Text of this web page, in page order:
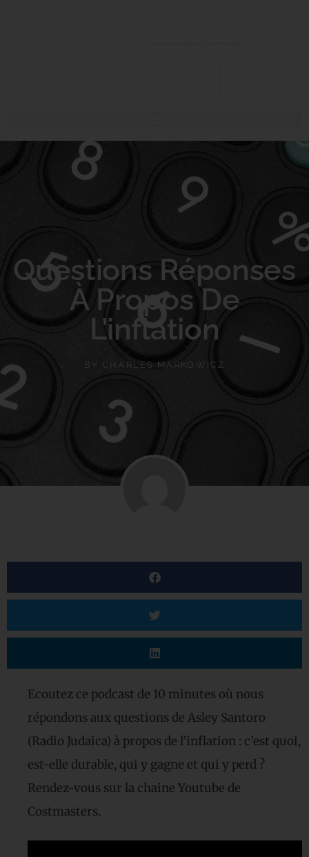
Questions Réponses
À Propos De
L’inflation
BY CHARLES MARKOWICZ
Ecoutez ce podcast de 10 minutes où nous
répondons aux questions de Asley Santoro
(Radio Judaica) à propos de l’inflation : c’est quoi,
est-elle durable, qui y gagne et qui y perd ?
Rendez-vous sur la chaine Youtube de
Costmasters.